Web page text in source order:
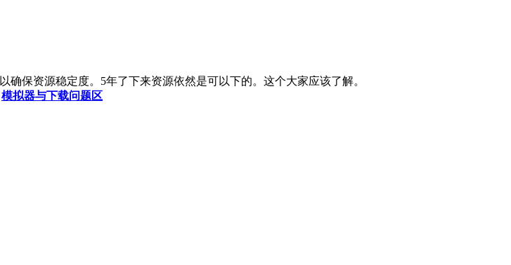
保资源稳定度。5年了下来资源依然是可以下的。这个大家应该了解。
模拟器与下载问题区